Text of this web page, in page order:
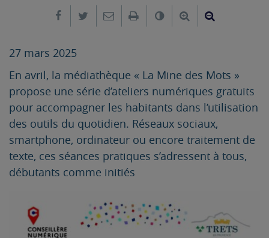
Partager sur Facebook
Partager sur Twitter
Envoyer par e-mail
ImprimerChanger leAgrandir le
27 mars 2025
En avril, la médiathèque « La Mine des Mots »
propose une série d’ateliers numériques gratuits
pour accompagner les habitants dans l’utilisation
des outils du quotidien. Réseaux sociaux,
smartphone, ordinateur ou encore traitement de
texte, ces séances pratiques s’adressent à tous,
débutants comme initiés